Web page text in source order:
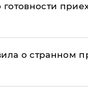
о странном